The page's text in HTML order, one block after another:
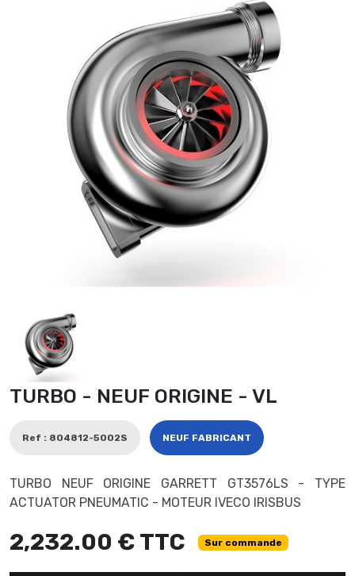
TURBO - NEUF ORIGINE - VL
Ref : 804812-5002S NEUF FABRICANT
TURBO NEUF ORIGINE GARRETT GT3576LS - TYPE
ACTUATOR PNEUMATIC - MOTEUR IVECO IRISBUS
2,232.00 € TTC Sur commande